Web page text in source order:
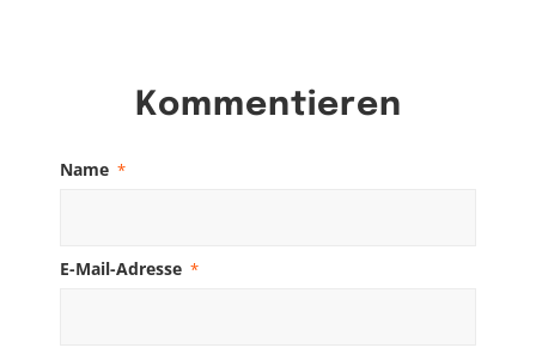
Kommentieren
Name *
E-Mail-Adresse *